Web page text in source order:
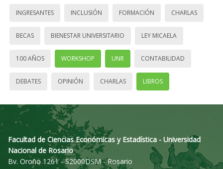
INGRESANTES INCLUSIÓN FORMACIÓN CHARLAS
BECAS BIENESTAR UNIVERSITARIO LEY MICAELA
100 AÑOS WORKSHOP UNR CONTABILIDAD
DEBATES OPINIÓN CHARLAS LIBROS
Facultad de Ciencias Económicas y Estadística - Universidad
Nacional de Rosario
Bv. Oroño 1261 - S2000DSM - Rosario